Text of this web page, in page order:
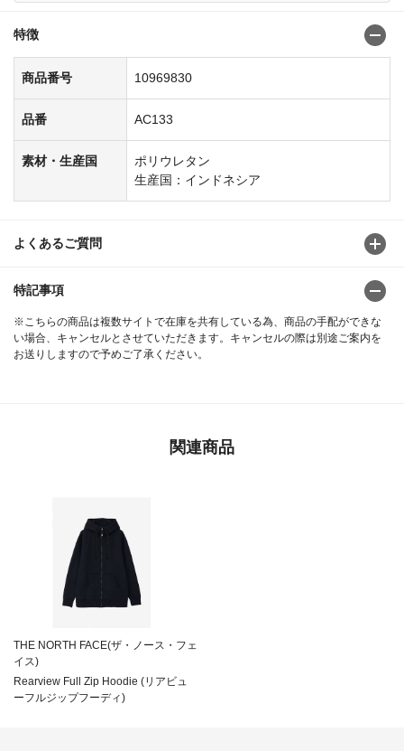
特徴
商品番号 10969830
品番 AC133
素材・生産国
ポリウレタン
生産国：インドネシア
よくあるご質問
特記事項
※こちらの商品は複数サイトで在庫を共有している為、商品の手配ができな
い場合、キャンセルとさせていただきます。キャンセルの際は別途ご案内を
お送りしますので予めご了承ください。
関連商品
THE NORTH FACE(ザ・ノース・フェ
イス)
Rearview Full Zip Hoodie (リアビュ
ーフルジップフーディ)